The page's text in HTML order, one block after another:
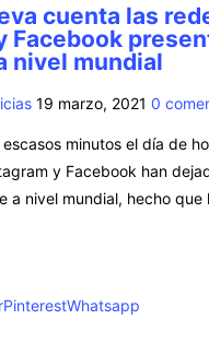
cuenta las
Facebook
nivel mundial
19 marzo, 2021 0
minutos el día de
y Facebook han
a nivel mundial, hecho
PinterestWhatsapp